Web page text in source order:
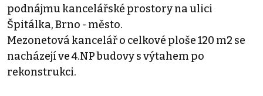
podnájmu kancelářské prostory na ulici
Špitálka, Brno - město.
Mezonetová kancelář o celkové ploše 120 m2 se
nacházejí ve 4.NP budovy s výtahem po
rekonstrukci.